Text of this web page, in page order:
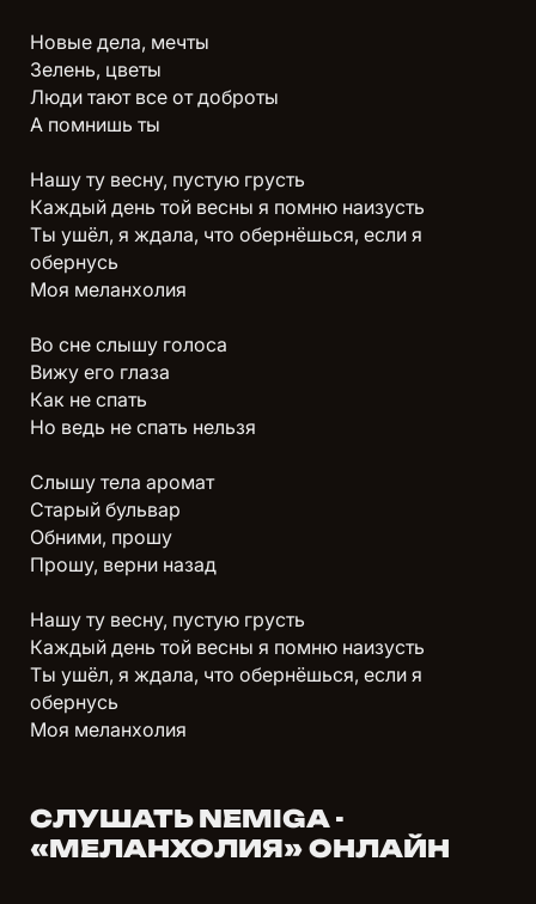
Новые дела, мечты
Зелень, цветы
Люди тают все от доброты
А помнишь ты
Нашу ту весну, пустую грусть
Каждый день той весны я помню наизусть
Ты ушёл, я ждала, что обернёшься, если я
обернусь
Моя меланхолия
Во сне слышу голоса
Вижу его глаза
Как не спать
Но ведь не спать нельзя
Слышу тела аромат
Старый бульвар
Обними, прошу
Прошу, верни назад
Нашу ту весну, пустую грусть
Каждый день той весны я помню наизусть
Ты ушёл, я ждала, что обернёшься, если я
обернусь
Моя меланхолия
СЛУШАТЬ NEMIGA -
«МЕЛАНХОЛИЯ» ОНЛАЙН